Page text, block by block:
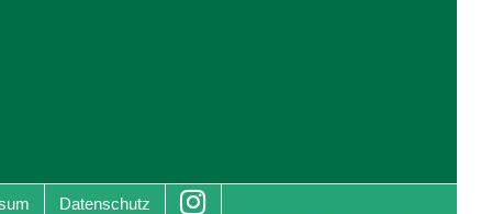
Datenschutz